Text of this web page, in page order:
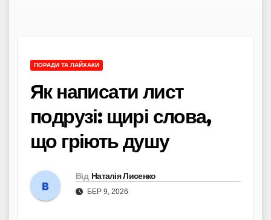
ПОРАДИ ТА ЛАЙХАКИ
Як написати лист
подрузі: щирі слова,
що гріють душу
Від Наталія Лисенко
БЕР 9, 2026